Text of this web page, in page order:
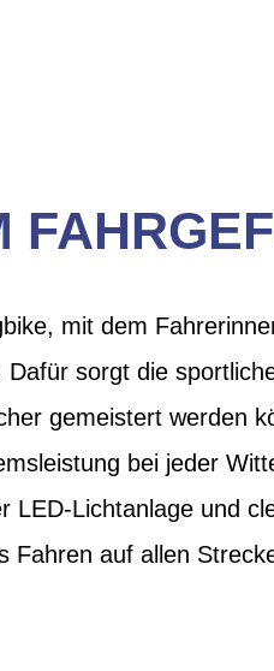
mit dem
sorgt die
gemeistert werden
bei jeder
LED-Lichtanlage und
Fahren auf allen